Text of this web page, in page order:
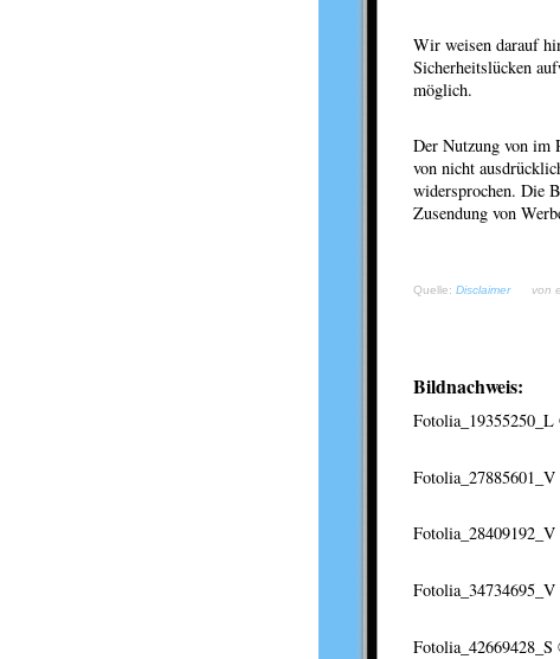
Wir weisen darauf
Sicherheitslücken
möglich.
Der Nutzung von im
von nicht
widersprochen. Die
Zusendung von
Quelle: Disclaimer von
Bildnachweis:
Fotolia_19355250_L
Fotolia_27885601_V
Fotolia_28409192_V
Fotolia_34734695_V
Fotolia_42669428_S